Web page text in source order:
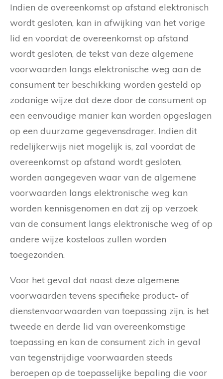
Indien de overeenkomst op afstand elektronisch
wordt gesloten, kan in afwijking van het vorige
lid en voordat de overeenkomst op afstand
wordt gesloten, de tekst van deze algemene
voorwaarden langs elektronische weg aan de
consument ter beschikking worden gesteld op
zodanige wijze dat deze door de consument op
een eenvoudige manier kan worden opgeslagen
op een duurzame gegevensdrager. Indien dit
redelijkerwijs niet mogelijk is, zal voordat de
overeenkomst op afstand wordt gesloten,
worden aangegeven waar van de algemene
voorwaarden langs elektronische weg kan
worden kennisgenomen en dat zij op verzoek
van de consument langs elektronische weg of op
andere wijze kosteloos zullen worden
toegezonden.
Voor het geval dat naast deze algemene
voorwaarden tevens specifieke product- of
dienstenvoorwaarden van toepassing zijn, is het
tweede en derde lid van overeenkomstige
toepassing en kan de consument zich in geval
van tegenstrijdige voorwaarden steeds
beroepen op de toepasselijke bepaling die voor